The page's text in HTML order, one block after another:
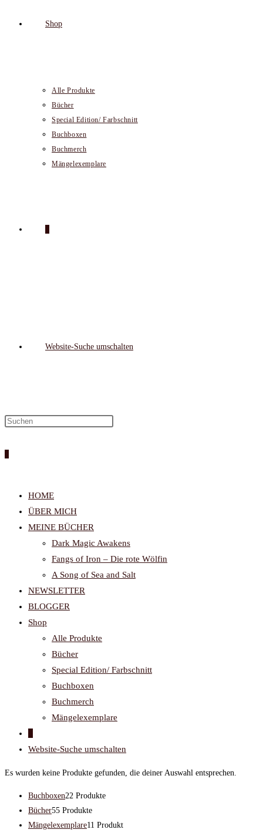
Shop
Alle Produkte
Bücher
Special Edition/ Farbschnitt
Buchboxen
Buchmerch
Mängelexemplare
Website-Suche umschalten
HOME
ÜBER MICH
MEINE BÜCHER
Dark Magic Awakens
Fangs of Iron – Die rote Wölfin
A Song of Sea and Salt
NEWSLETTER
BLOGGER
Shop
Alle Produkte
Bücher
Special Edition/ Farbschnitt
Buchboxen
Buchmerch
Mängelexemplare
Website-Suche umschalten
Es wurden keine Produkte gefunden, die deiner Auswahl entsprechen.
Buchboxen22 Produkte
Bücher55 Produkte
Mängelexemplare11 Produkt